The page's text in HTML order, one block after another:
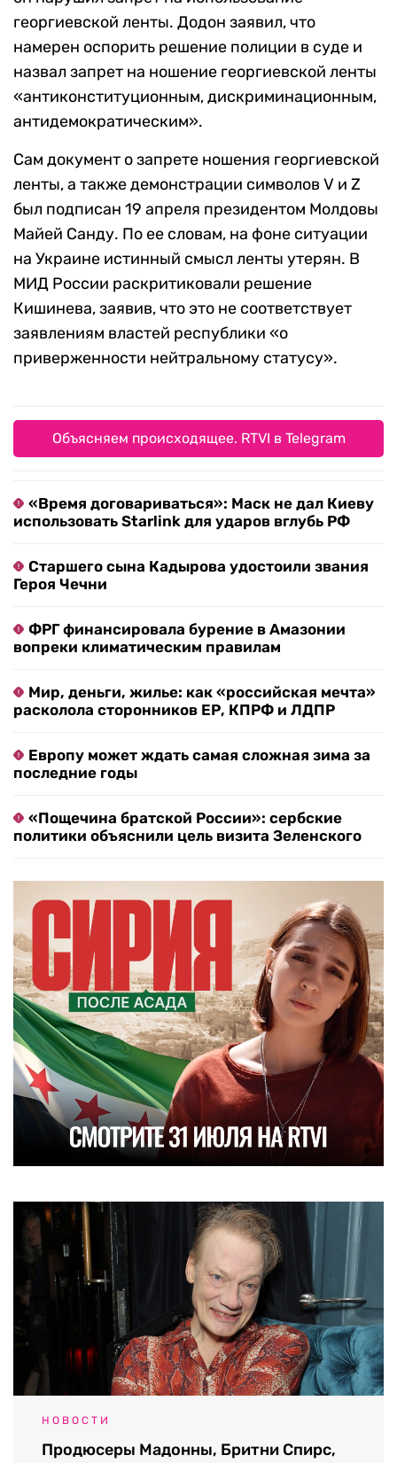
георгиевской ленты. Додон заявил, что
намерен оспорить решение полиции в суде и
назвал запрет на ношение георгиевской ленты
«антиконституционным, дискриминационным,
антидемократическим».
Сам документ о запрете ношения георгиевской
ленты, а также демонстрации символов V и Z
был подписан 19 апреля президентом Молдовы
Майей Санду. По ее словам, на фоне ситуации
на Украине истинный смысл ленты утерян. В
МИД России раскритиковали решение
Кишинева, заявив, что это не соответствует
заявлениям властей республики «о
приверженности нейтральному статусу».
Объясняем происходящее. RTVI в Telegram
«Время договариваться»: Маск не дал Киеву
использовать Starlink для ударов вглубь РФ
Старшего сына Кадырова удостоили звания
Героя Чечни
ФРГ финансировала бурение в Амазонии
вопреки климатическим правилам
Мир, деньги, жилье: как «российская мечта»
расколола сторонников ЕР, КПРФ и ЛДПР
Европу может ждать самая сложная зима за
последние годы
«Пощечина братской России»: сербские
политики объяснили цель визита Зеленского
НОВОСТИ
Продюсеры Мадонны, Бритни Спирс,